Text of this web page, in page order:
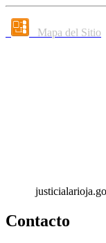
Mapa del Sitio
Contacto